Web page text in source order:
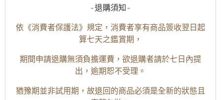
-退購須知-
依《消費者保護法》規定，消費者享有商品簽收翌日起
算七天之鑑賞期，
期間申請退購無須負擔運費，欲退購者請於七日內提
出，逾期恕不受理。
猶豫期並非試用期，故退回的商品必須是全新的狀態且